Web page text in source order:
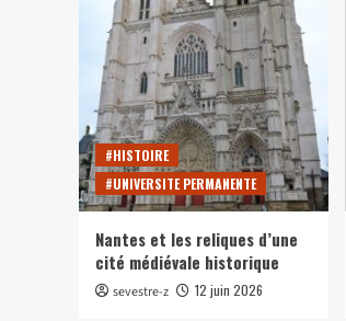
#HISTOIRE
#UNIVERSITE PERMANENTE
Nantes et les reliques d’une
cité médiévale historique
sevestre-z 12 juin 2026